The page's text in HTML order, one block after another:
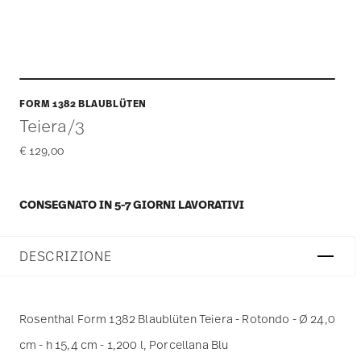
FORM 1382 BLAUBLÜTEN
Teiera/3
€ 129,00
CONSEGNATO IN 5-7 GIORNI LAVORATIVI
DESCRIZIONE
Rosenthal Form 1382 Blaublüten Teiera - Rotondo - Ø 24,0
cm - h 15,4 cm - 1,200 l, Porcellana Blu